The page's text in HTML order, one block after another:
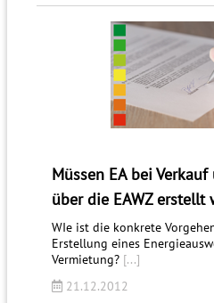
Müssen EA bei
über die EAWZ erstellt
WIe ist die konkrete
Erstellung eines
Vermietung? [...]
21.12.2012